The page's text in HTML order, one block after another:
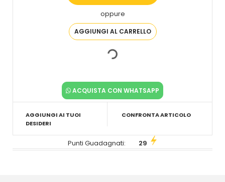
oppure
ACQUISTA CON WHATSAPP
AGGIUNGI AI TUOI
DESIDERI
CONFRONTA ARTICOLO
Punti Guadagnati: 29